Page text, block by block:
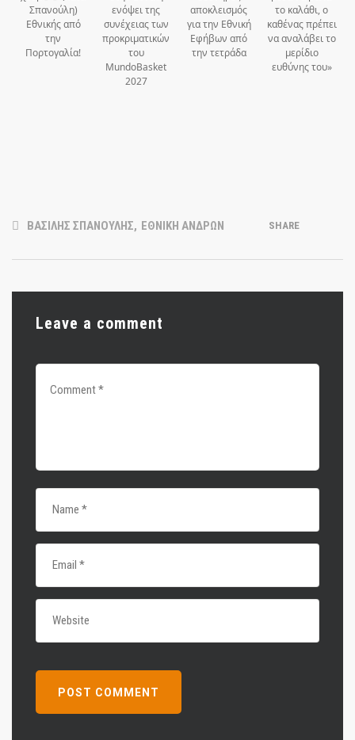
Σπανούλη)
Εθνικής από
την
Πορτογαλία!
ενόψει της
συνέχειας των
προκριματικών
του
MundoBasket
2027
αποκλεισμός
για την Εθνική
Εφήβων από
την τετράδα
το καλάθι, ο
καθένας πρέπει
να αναλάβει το
μερίδιο
ευθύνης του»
ΒΑΣΙΛΗΣ ΣΠΑΝΟΥΛΗΣ, ΕΘΝΙΚΗ ΑΝΔΡΩΝ SHARE
Leave a comment